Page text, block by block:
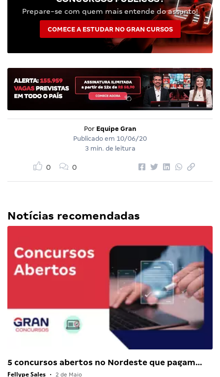
Prepare-se com quem mais entende do assunto!
COMECE A ESTUDAR NO GRAN CURSOS
Por Equipe Gran
Publicado em 10/06/20
3 min. de leitura
0 0
Notícias recomendadas
5 concursos abertos no Nordeste que pagam…
Fellype Sales • 2 de Maio